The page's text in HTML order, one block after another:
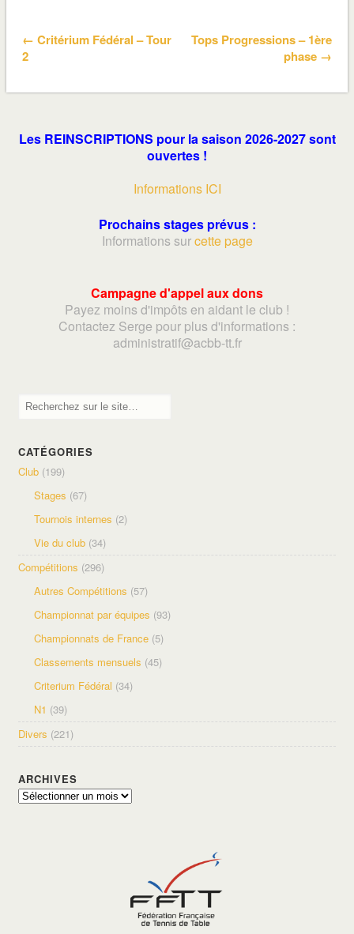
← Critérium Fédéral – Tour
2
Tops Progressions – 1ère
phase →
Les REINSCRIPTIONS pour la saison 2026-2027 sont
ouvertes !
Informations ICI
Prochains stages prévus :
Informations surcette page
Campagne d'appel aux dons
Payez moins d'impôts en aidant le club !
Contactez Serge pour plus d'informations :
administratif@acbb-tt.fr
CATÉGORIES
Club (199)
Stages (67)
Tournois internes (2)
Vie du club (34)
Compétitions (296)
Autres Compétitions (57)
Championnat par équipes (93)
Championnats de France (5)
Classements mensuels (45)
Criterium Fédéral (34)
N1 (39)
Divers (221)
ARCHIVES
Archives